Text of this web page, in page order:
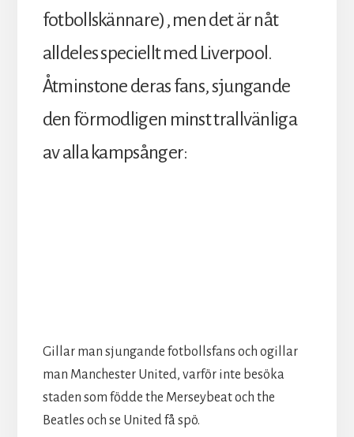
fotbollskännare), men det är nåt
alldeles speciellt med Liverpool.
Åtminstone deras fans, sjungande
den förmodligen minst trallvänliga
av alla kampsånger:
Gillar man sjungande fotbollsfans och ogillar
man Manchester United, varför inte besöka
staden som födde the Merseybeat och the
Beatles och se United få spö.